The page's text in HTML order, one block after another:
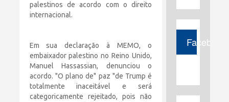
palestinos de acordo com o direito
internacional.
Em sua declaração à MEMO, o
embaixador palestino no Reino Unido,
Manuel Hassassian, denunciou o
acordo. "O plano de" paz "de Trump é
totalmente inaceitável e será
categoricamente rejeitado, pois não
Facebook